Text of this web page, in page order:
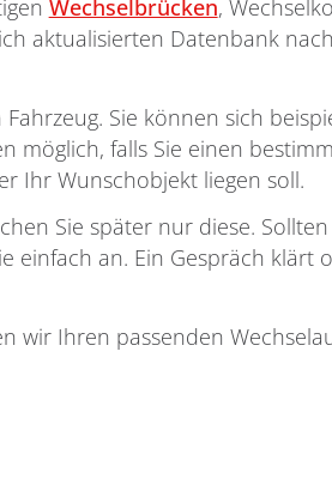
Wechselbrücken,
aktualisierten Datenbank
Sie können sich
möglich, falls Sie einen
Ihr Wunschobjekt liegen soll.
Sie später nur diese.
einfach an. Ein Gespräch klärt
wir Ihren passenden